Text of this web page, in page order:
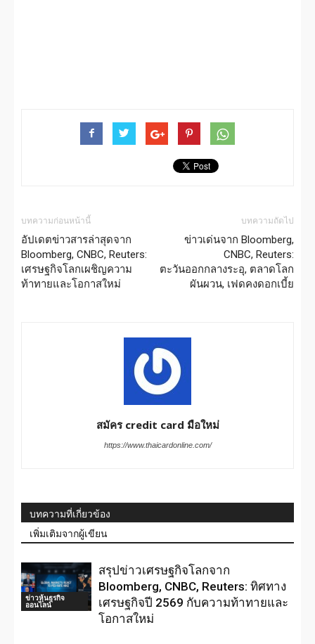
บทความก่อนหน้านี้
อัปเดตข่าวสารล่าสุดจาก
Bloomberg, CNBC, Reuters:
เศรษฐกิจโลกเผชิญความ
ท้าทายและโอกาสใหม่
บทความถัดไป
ข่าวเด่นจาก Bloomberg,
CNBC, Reuters:
ตะวันออกกลางระอุ, ตลาดโลก
ผันผวน, เฟดคงดอกเบี้ย
สมัคร credit card มือใหม่
https://www.thaicardonline.com/
บทความที่เกี่ยวข้อง
เพิ่มเติมจากผู้เขียน
ข่าวหุ้นธุรกิจ
ออนไลน์
สรุปข่าวเศรษฐกิจโลกจาก
Bloomberg, CNBC, Reuters: ทิศทาง
เศรษฐกิจปี 2569 กับความท้าทายและ
โอกาสใหม่